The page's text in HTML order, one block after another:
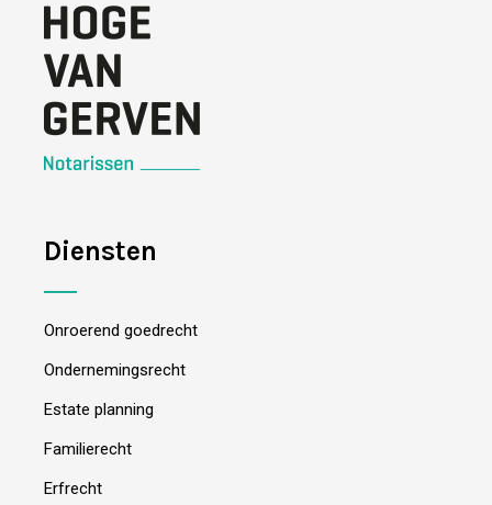
Diensten
Onroerend goedrecht
Ondernemingsrecht
Estate planning
Familierecht
Erfrecht